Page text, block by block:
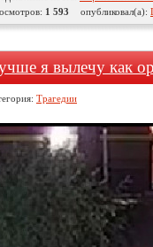
1 593 опубликовал(а):
я вылечу как
Трагедии